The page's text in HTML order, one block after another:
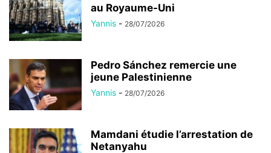
au Royaume-Uni
Yannis - 28/07/2026
Pedro Sánchez remercie une
jeune Palestinienne
Yannis - 28/07/2026
Mamdani étudie l’arrestation de
Netanyahu